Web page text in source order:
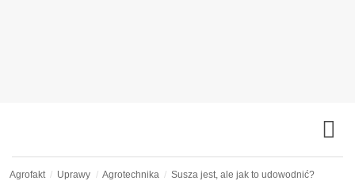
Agrofakt Uprawy Agrotechnika Susza jest, ale jak to udowodnić?